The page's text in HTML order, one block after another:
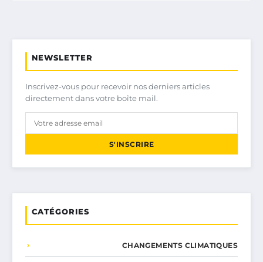
NEWSLETTER
Inscrivez-vous pour recevoir nos derniers articles
directement dans votre boîte mail.
S'INSCRIRE
CATÉGORIES
CHANGEMENTS CLIMATIQUES